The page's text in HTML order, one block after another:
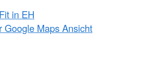
in EH
Google Maps Ansicht